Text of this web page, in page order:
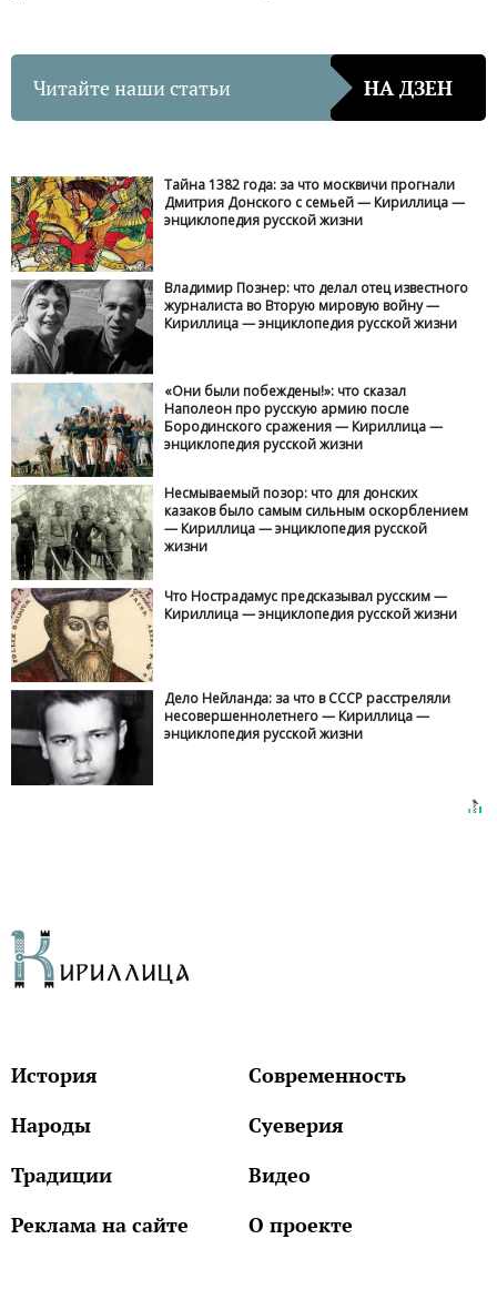
Читайте наши статьи НА ДЗЕН
Тайна 1382 года: за что москвичи прогнали
Дмитрия Донского с семьей — Кириллица —
энциклопедия русской жизни
Владимир Познер: что делал отец известного
журналиста во Вторую мировую войну —
Кириллица — энциклопедия русской жизни
«Они были побеждены!»: что сказал
Наполеон про русскую армию после
Бородинского сражения — Кириллица —
энциклопедия русской жизни
Несмываемый позор: что для донских
казаков было самым сильным оскорблением
— Кириллица — энциклопедия русской
жизни
Что Нострадамус предсказывал русским —
Кириллица — энциклопедия русской жизни
Дело Нейланда: за что в СССР расстреляли
несовершеннолетнего — Кириллица —
энциклопедия русской жизни
История
Современность
Народы
Суеверия
Традиции
Видео
Реклама на сайте
О проекте